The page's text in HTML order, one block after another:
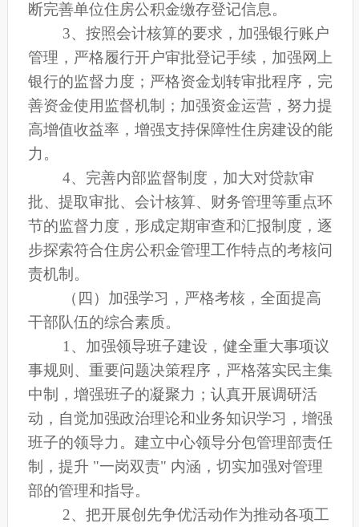
断完善单位住房公积金缴存登记信息。
3、按照会计核算的要求，加强银行账户
管理，严格履行开户审批登记手续，加强网上
银行的监督力度；严格资金划转审批程序，完
善资金使用监督机制；加强资金运营，努力提
高增值收益率，增强支持保障性住房建设的能
力。
4、完善内部监督制度，加大对贷款审
批、提取审批、会计核算、财务管理等重点环
节的监督力度，形成定期审查和汇报制度，逐
步探索符合住房公积金管理工作特点的考核问
责机制。
（四）加强学习，严格考核，全面提高
干部队伍的综合素质。
1、加强领导班子建设，健全重大事项议
事规则、重要问题决策程序，严格落实民主集
中制，增强班子的凝聚力；认真开展调研活
动，自觉加强政治理论和业务知识学习，增强
班子的领导力。建立中心领导分包管理部责任
制，提升 "一岗双责" 内涵，切实加强对管理
部的管理和指导。
2、把开展创先争优活动作为推动各项工